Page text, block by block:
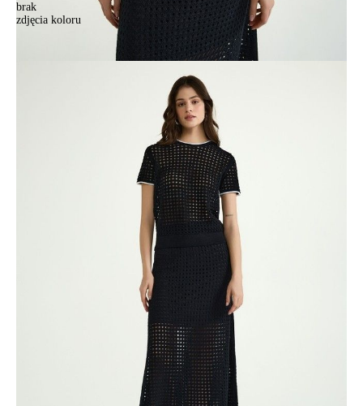
brak
zdjęcia koloru
Джемпер женский CE LDK2441 24С-41СП, р.170-88, black
Джемпер женский CE LDK2441 24С-41СП, р.170-88, black
+
DODAJ DO KOSZYKA
POWIADOM MNIE O DOSTĘPNOŚCI
ПОЛУЧИТЬ ПО EMAIL
czas dostawy: 1-2 dni robocze
darmowa od 50 zł
czas dostawy: 1-2 dni robocze
w sklepie Conte (Łodz)
pn.- czw. 8:00 - 16:00, pt. 8:00 - 14:00